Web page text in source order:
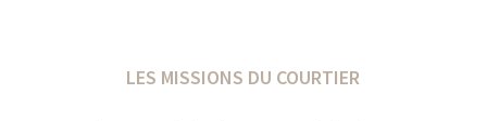
LES MISSIONS DU COURTIER